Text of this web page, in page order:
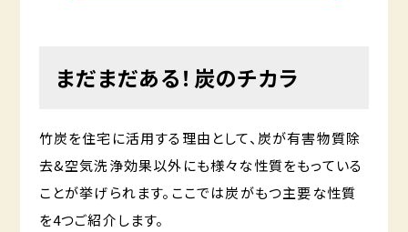
まだまだある！炭のチカラ
竹炭を住宅に活用する理由として、炭が有害物質除
去&空気洗浄効果以外にも様々な性質をもっている
ことが挙げられます。ここでは炭がもつ主要な性質
を4つご紹介します。